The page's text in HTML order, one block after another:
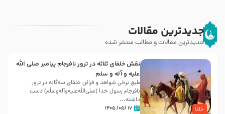
جدیدترین مقالات
جدیدترین مقالات و مطالب منتشر شده
خلفا
نقش خلفای ثلاثه در ترور نافرجام پیامبر صلی الله
علیه و آله و سلم
طبق برخی شواهد و قرائن خلفای سه‌گانه در ترور
نافرجام رسول خدا (صلی‌الله‌علیه‌و‌آله‌وسلّم) دست
داشته‌...
۱۷ /۰۵/ ۱۴۰۵